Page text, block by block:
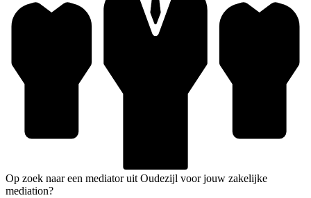
Op zoek naar een mediator uit Oudezijl voor jouw zakelijke
mediation?